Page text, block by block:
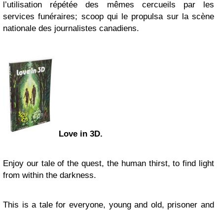
l’utilisation répétée des mêmes cercueils par les
services funéraires; scoop qui le propulsa sur la scène
nationale des journalistes canadiens.
Love in 3D.
Enjoy our tale of the quest, the human thirst, to find light
from within the darkness.
This is a tale for everyone, young and old, prisoner and